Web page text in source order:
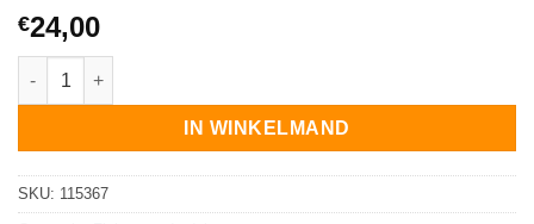
€24,00
Reservemes, veer en kettingschakel voor Snoeigiraffe aantal
IN WINKELMAND
SKU: 115367